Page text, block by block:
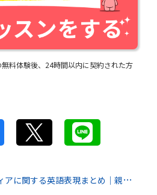
料体験後、24時間以内に契約された方
する英語表現まとめ｜親子で学ぶ実践フレーズと意味